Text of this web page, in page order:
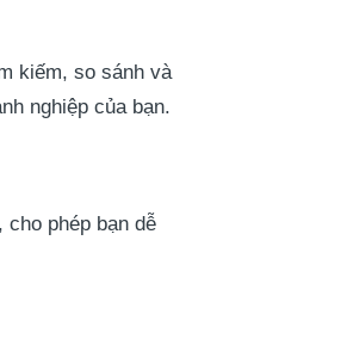
kiếm, so sánh và
nghiệp của bạn.
cho phép bạn dễ